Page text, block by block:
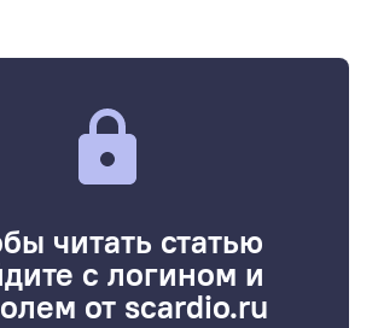
читать статью
с логином и
от scardio.ru